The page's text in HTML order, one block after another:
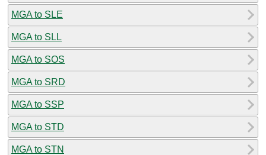
MGA to SLE
MGA to SLL
MGA to SOS
MGA to SRD
MGA to SSP
MGA to STD
MGA to STN